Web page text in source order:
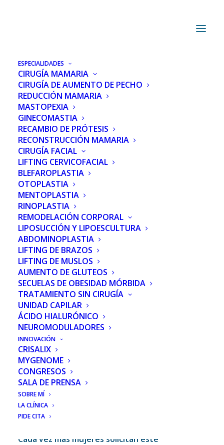
ESPECIALIDADES
CIRUGÍA MAMARIA
CIRUGÍA DE AUMENTO DE PECHO
REDUCCIÓN MAMARIA
MASTOPEXIA
GINECOMASTIA
RECAMBIO DE PRÓTESIS
RECONSTRUCCIÓN MAMARIA
CIRUGÍA FACIAL
LIFTING CERVICOFACIAL
BLEFAROPLASTIA
OTOPLASTIA
MENTOPLASTIA
RINOPLASTIA
REMODELACIÓN CORPORAL
LIPOSUCCIÓN Y LIPOESCULTURA
ABDOMINOPLASTIA
LIFTING DE BRAZOS
LIFTING DE MUSLOS
AUMENTO DE GLUTEOS
SECUELAS DE OBESIDAD MÓRBIDA
TRATAMIENTO SIN CIRUGÍA
UNIDAD CAPILAR
ÁCIDO HIALURÓNICO
NEUROMODULADORES
INNOVACIÓN
CRISALIX
MYGENOME
CONGRESOS
SALA DE PRENSA
SOBRE MÍ
LA CLÍNICA
PIDE CITA
Recambio de prótesis mamarias en
Madrid
¿Problemas con tus
implantes o no te ves
bien?
PIDE CITA CON EL DOCTOR
Recambio de prótesis de mama
un nuevo capítulo.
Atiendo unos 40 casos al año en Madrid.
Pacientes que vienen de otros centros por salud o
estética, a veces hechas polvo, y que tras la
operación lo dicen.
Doctor,vuelvo a estar
Porque se ven otra vez de maravilla en el espejo.
Porque sienten su pecho sano de nuevo. Porque
recuperan su paz mental.
Cada vez más mujeres solicitan este